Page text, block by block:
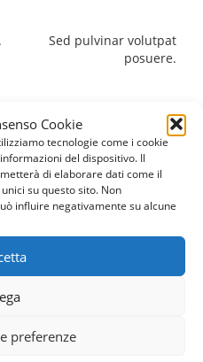
Cookie
tecnologie come i cookie
del dispositivo. Il
di elaborare dati come il
su questo sito. Non
influire negativamente su alcune
preferenze
Sed pulvinar volutpat
posuere.